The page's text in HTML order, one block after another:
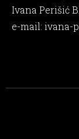
Ivana Perišić
e-mail: ivana-